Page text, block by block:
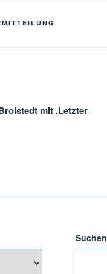
mit ‚Letzter
Suchen